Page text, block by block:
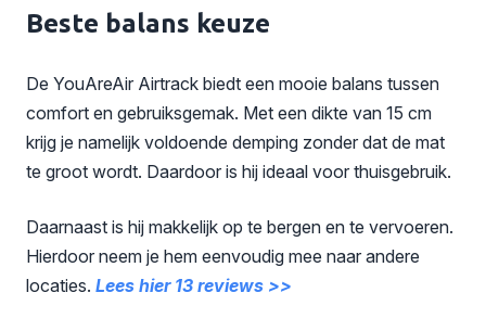
Beste balans keuze
De YouAreAir Airtrack biedt een mooie balans tussen
comfort en gebruiksgemak. Met een dikte van 15 cm
krijg je namelijk voldoende demping zonder dat de mat
te groot wordt. Daardoor is hij ideaal voor thuisgebruik.
Daarnaast is hij makkelijk op te bergen en te vervoeren.
Hierdoor neem je hem eenvoudig mee naar andere
locaties. Lees hier 13 reviews >>